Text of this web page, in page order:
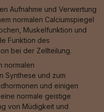
Aufnahme und Verwertung
normalen Calciumspiegel
Muskelfunktion und
Funktion des
bei der Zellteilung.
normalen
Synthese und zum
und einigen
normale geistige
von Müdigkeit und